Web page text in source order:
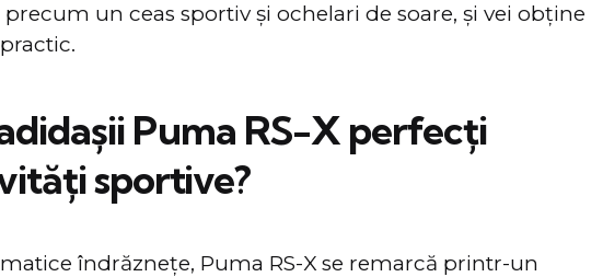
un ceas sportiv şi ochelari de soare, și vei obține
Puma RS-X perfecţi
sportive?
îndrăzneţe, Puma RS-X se remarcă printr-un